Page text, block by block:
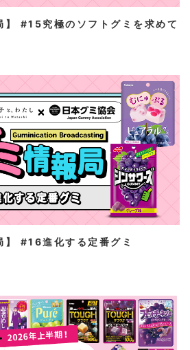
】 #15究極のソフトグミを求めて
】 #16進化する定番グミ